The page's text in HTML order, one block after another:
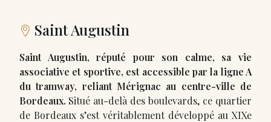
Saint Augustin
Saint Augustin, réputé pour son calme, sa vie
associative et sportive, est accessible par la ligne A
du tramway, reliant Mérignac au centre-ville de
Bordeaux.
de Bordeaux s’est véritablement développé au XIXe